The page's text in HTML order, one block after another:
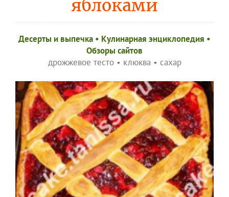
яблоками
Десерты и выпечка • Кулинарная энциклопедия •
Обзоры сайтов
дрожжевое тесто• клюква• сахар